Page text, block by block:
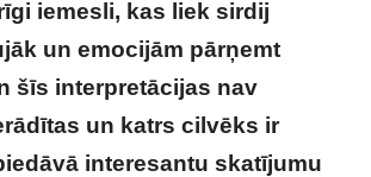
iemesli, kas liek sirdij
un emocijām pārņemt
šīs interpretācijas nav
un katrs cilvēks ir
interesantu skatījumu